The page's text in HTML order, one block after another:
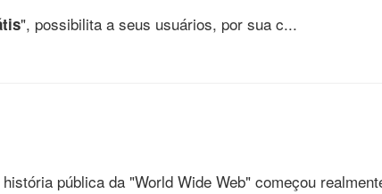
", possibilita a seus usuários, por sua c...
pública da "World Wide Web" começou